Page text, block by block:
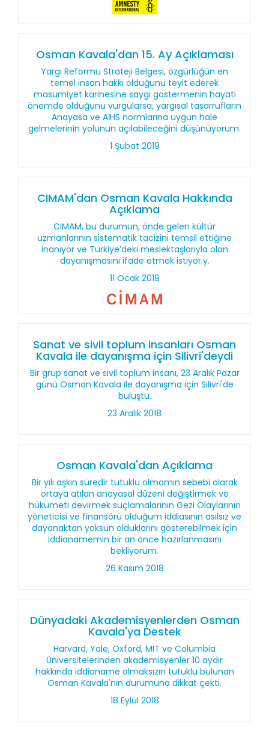
Osman Kavala'dan 15. Ay Açıklaması
Yargı Reformu Strateji Belgesi, özgürlüğün en
temel insan hakkı olduğunu teyit ederek
masumiyet karinesine saygı göstermenin hayati
önemde olduğunu vurgularsa, yargısal tasarrufların
Anayasa ve AİHS normlarına uygun hale
gelmelerinin yolunun açılabileceğini düşünüyorum.
1 Şubat 2019
CIMAM'dan Osman Kavala Hakkında
Açıklama
CIMAM, bu durumun, önde gelen kültür
uzmanlarının sistematik tacizini temsil ettiğine
inanıyor ve Türkiye’deki meslektaşlarıyla olan
dayanışmasını ifade etmek istiyor.y.
11 Ocak 2019
Sanat ve sivil toplum insanları Osman
Kavala ile dayanışma için Silivri'deydi
Bir grup sanat ve sivil toplum insanı, 23 Aralık Pazar
günü Osman Kavala ile dayanışma için Silivri'de
buluştu.
23 Aralık 2018
Osman Kavala'dan Açıklama
Bir yılı aşkın süredir tutuklu olmamın sebebi olarak
ortaya atılan anayasal düzeni değiştirmek ve
hükümeti devirmek suçlamalarının Gezi Olaylarının
yöneticisi ve finansörü olduğum iddiasının asılsız ve
dayanaktan yoksun olduklarını gösterebilmek için
iddianamemin bir an önce hazırlanmasını
bekliyorum.
26 Kasım 2018
Dünyadaki Akademisyenlerden Osman
Kavala'ya Destek
Harvard, Yale, Oxford, MIT ve Columbia
Üniversitelerinden akademisyenler 10 aydır
hakkında iddianame olmaksızın tutuklu bulunan
Osman Kavala'nın durumuna dikkat çekti.
18 Eylül 2018